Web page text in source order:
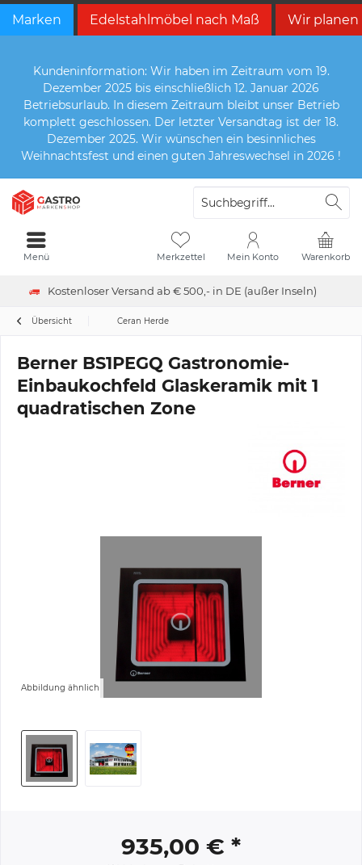
Marken Edelstahlmöbel nach Maß Wir planen
Kundeninformation: Wir haben im Zeitraum vom 19.
Dezember 2025 bis einschließlich 12. Januar 2026
Betriebsurlaub. In diesem Zeitraum bleibt unser Betrieb
komplett geschlossen. Der letzter Versandtag ist der 18.
Dezember 2025. Wir wünschen ein besinnliches
Weihnachtsfest und einen guten Jahreswechsel in 2026 !
Kostenloser Versand ab € 500,- in DE (außer Inseln)
Warenkorb
Merkzettel Mein Konto
Menü
Übersicht Ceran Herde
Berner BS1PEGQ Gastronomie-
Einbaukochfeld Glaskeramik mit 1
quadratischen Zone
Abbildung ähnlich
935,00 € *